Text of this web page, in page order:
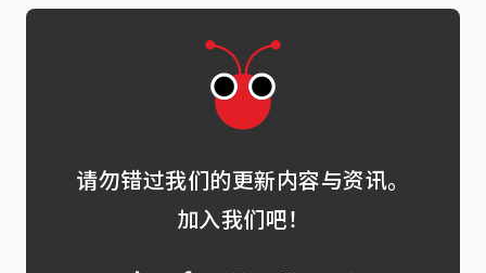
请勿错过我们的更新内容与资讯。
加入我们吧！